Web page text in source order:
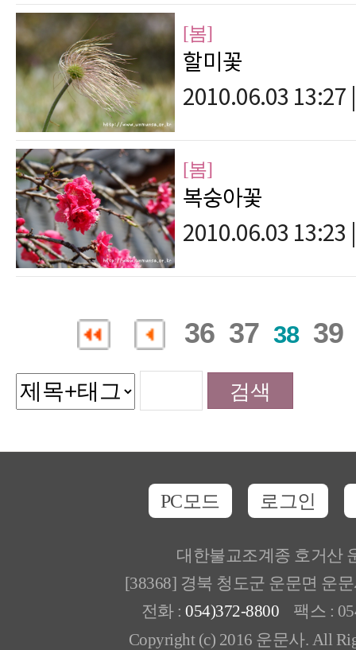
[봄]
할미꽃
2010.06.03 13:27
[봄]
복숭아꽃
2010.06.03 13:23
36 37 38 39
PC모드 로그인
대한불교조계종 호거산
[38368] 경북 청도군 운문면 운
전화 : 054)372-8800 팩스 :
Copyright (c) 2016 운문사. All